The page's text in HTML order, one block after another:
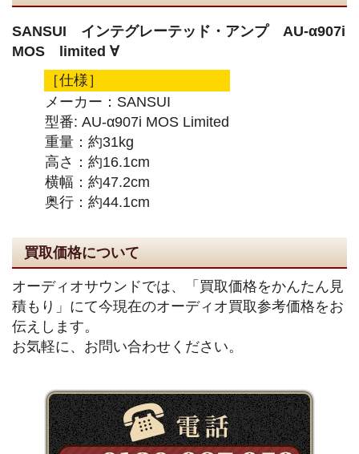
SANSUI インテグレーテッド・アンプ AU-α907i
MOS limited ∀
［仕様］
メーカー：SANSUI
型番: AU-α907i MOS Limited
重量：約31kg
高さ：約16.1cm
横幅：約47.2cm
奥行：約44.1cm
買取価格について
オーディオサウンドでは、「買取価格をかんたん見
積もり」にて今現在のオーディオ買取参考価格をお
伝えします。
お気軽に、お問い合わせください。